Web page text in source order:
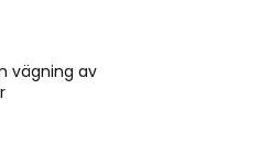
vägning av